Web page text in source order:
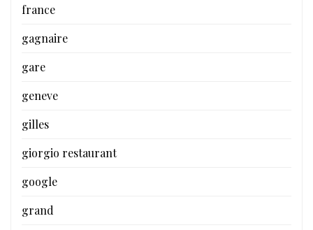
france
gagnaire
gare
geneve
gilles
giorgio restaurant
google
grand